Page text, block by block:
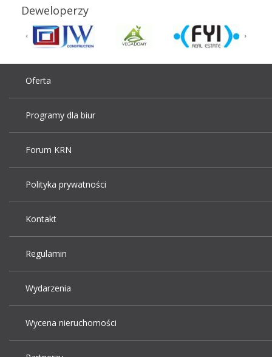
Deweloperzy
Oferta
Programy dla biur
Forum KRN
Polityka prywatności
Kontakt
Regulamin
Wydarzenia
Wycena nieruchomości